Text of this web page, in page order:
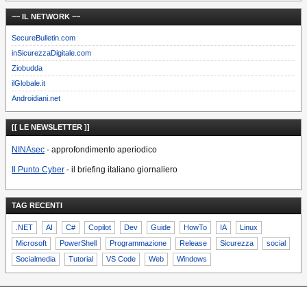
~~ IL NETWORK ~~
SecureBulletin.com
inSicurezzaDigitale.com
Ziobudda
ilGlobale.it
Androidiani.net
[[ LE NEWSLETTER ]]
NINAsec - approfondimento aperiodico
Il Punto Cyber - il briefing italiano giornaliero
TAG RECENTI
.NET AI C# Copilot Dev Guide HowTo IA
Linux
Microsoft
PowerShell Programmazione Release Sicurezza
social
Socialmedia
Tutorial VS Code Web Windows